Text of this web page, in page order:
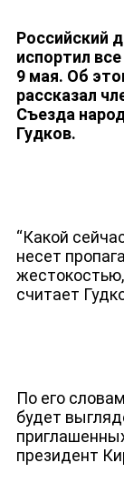
Российский
испортил
9 мая. Об
рассказал
Съезда
Гудков.
“Какой
несет
считает
По его
будет
президент